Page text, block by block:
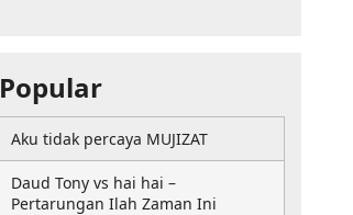
Popular
Aku tidak percaya MUJIZAT
Daud Tony vs hai hai –
Pertarungan Ilah Zaman Ini